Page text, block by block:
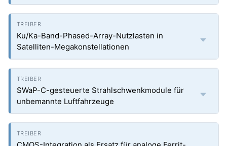
Ku/Ka-Band-Phased-Array-Nutzlasten in
Satelliten-Megakonstellationen
SWaP-C-gesteuerte Strahlschwenkmodule für
unbemannte Luftfahrzeuge